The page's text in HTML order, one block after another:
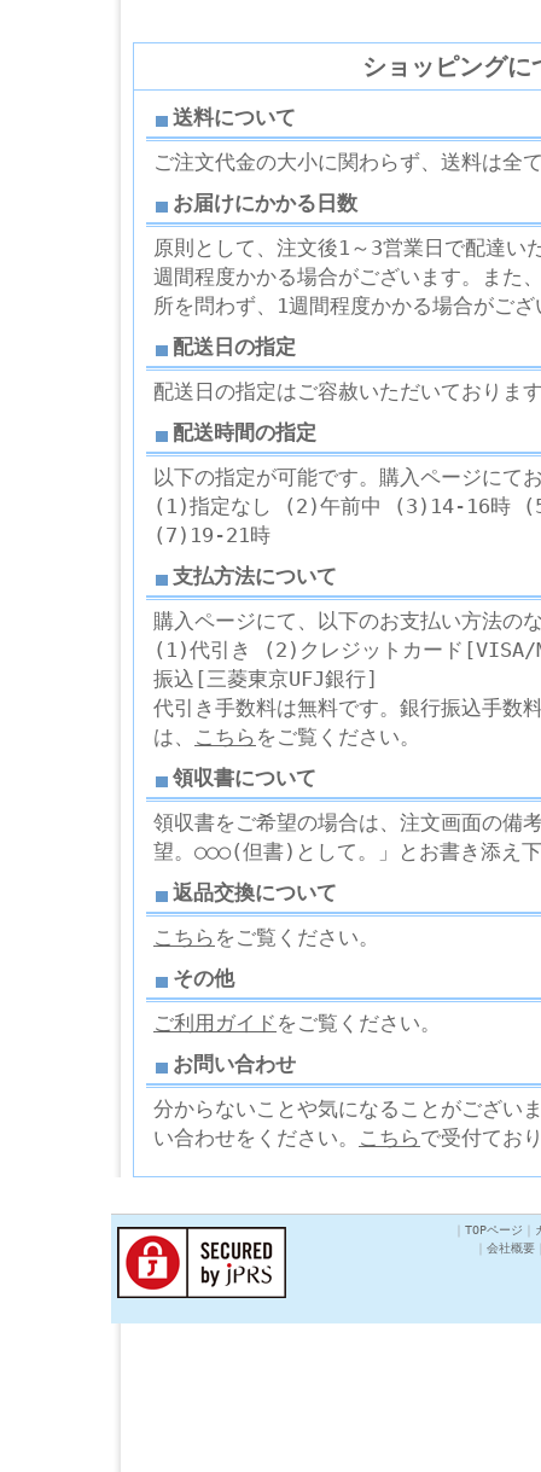
ショッピングに
送料について
ご注文代金の大小に関わらず、送料は全
お届けにかかる日数
原則として、注文後1～3営業日で配達い
週間程度かかる場合がございます。また
所を問わず、1週間程度かかる場合がござ
配送日の指定
配送日の指定はご容赦いただいておりま
配送時間の指定
以下の指定が可能です。購入ページにて
(1)指定なし (2)午前中 (3)14-16時
(7)19-21時
支払方法について
購入ページにて、以下のお支払い方法の
(1)代引き (2)クレジットカード
振込[三菱東京UFJ銀行]
代引き手数料は無料です。銀行振込手数
は、 こちら をご覧ください。
領収書について
領収書をご希望の場合は、注文画面の
望。○○○(但書)として。」とお書き添え
返品交換について
こちら をご覧ください。
その他
ご利用ガイド をご覧ください。
お問い合わせ
分からないことや気になることがござい
い合わせをください。 こちらで受付てお
TOPページ
会社概要